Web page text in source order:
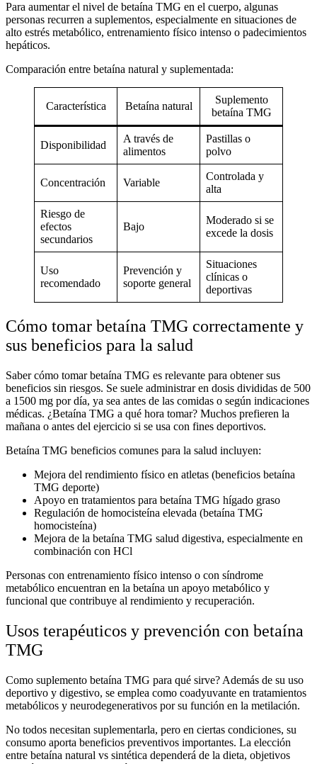
Para aumentar el nivel de betaína TMG en el cuerpo, algunas
personas recurren a suplementos, especialmente en situaciones de
alto estrés metabólico, entrenamiento físico intenso o padecimientos
hepáticos.
Comparación entre betaína natural y suplementada:
Característica Betaína natural
Suplemento
betaína TMG
Disponibilidad
A través de
alimentos
Pastillas o
polvo
Concentración Variable
Controlada y
alta
Riesgo de
efectos
secundarios
Bajo
Moderado si se
excede la dosis
Uso
recomendado
Prevención y
soporte general
Situaciones
clínicas o
deportivas
Cómo tomar betaína TMG correctamente y
sus beneficios para la salud
Sabercómo tomar betaína TMG es relevante para obtener sus
beneficios sin riesgos. Se suele administrar en dosis divididas de 500
a 1500 mg por día, ya sea antes de las comidas o según indicaciones
médicas. ¿Betaína TMG a qué hora tomar? Muchos prefieren la
mañana o antes del ejercicio si se usa con fines deportivos.
Betaína TMG beneficios comunes para la salud incluyen:
Mejora del rendimiento físico en atletas (beneficios betaína
TMG deporte)
Apoyo en tratamientos para betaína TMG hígado graso
Regulación de homocisteína elevada (betaína TMG
homocisteína)
Mejora de la betaína TMG salud digestiva, especialmente en
combinación con HCl
Personas con entrenamiento físico intenso o con síndrome
metabólico encuentran en la betaína un apoyo metabólico y
funcional que contribuye al rendimiento y recuperación.
Usos terapéuticos y prevención con betaína
TMG
Como suplemento betaína TMG para qué sirve? Además de su uso
deportivo y digestivo, se emplea como coadyuvante en tratamientos
metabólicos y neurodegenerativos por su función en la metilación.
No todos necesitan suplementarla, pero en ciertas condiciones, su
consumo aporta beneficios preventivos importantes. La elección
entre betaína natural vs sintética dependerá de la dieta, objetivos